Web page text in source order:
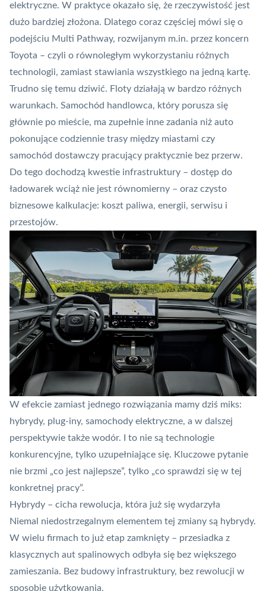
elektryczne. W praktyce okazało się, że rzeczywistość jest
dużo bardziej złożona. Dlatego coraz częściej mówi się o
podejściu Multi Pathway, rozwijanym m.in. przez koncern
Toyota – czyli o równoległym wykorzystaniu różnych
technologii, zamiast stawiania wszystkiego na jedną kartę.
Trudno się temu dziwić. Floty działają w bardzo różnych
warunkach. Samochód handlowca, który porusza się
głównie po mieście, ma zupełnie inne zadania niż auto
pokonujące codziennie trasy między miastami czy
samochód dostawczy pracujący praktycznie bez przerw.
Do tego dochodzą kwestie infrastruktury – dostęp do
ładowarek wciąż nie jest równomierny – oraz czysto
biznesowe kalkulacje: koszt paliwa, energii, serwisu i
przestojów.
W efekcie zamiast jednego rozwiązania mamy dziś miks:
hybrydy, plug-iny, samochody elektryczne, a w dalszej
perspektywie także wodór. I to nie są technologie
konkurencyjne, tylko uzupełniające się. Kluczowe pytanie
nie brzmi „co jest najlepsze”, tylko „co sprawdzi się w tej
konkretnej pracy”.
Hybrydy – cicha rewolucja, która już się wydarzyła
Niemal niedostrzegalnym elementem tej zmiany są hybrydy.
W wielu firmach to już etap zamknięty – przesiadka z
klasycznych aut spalinowych odbyła się bez większego
zamieszania. Bez budowy infrastruktury, bez rewolucji w
sposobie użytkowania.